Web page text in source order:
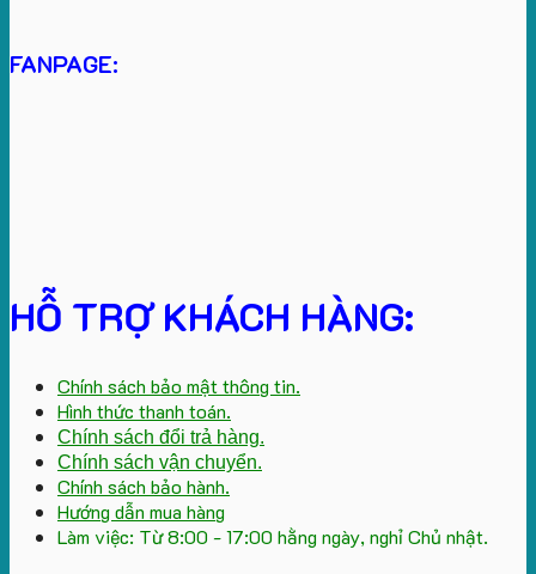
FANPAGE:
HỖ TRỢ KHÁCH HÀNG:
Chính sách bảo mật thông tin.
Hình thức thanh toán.
Chính sách đổi trả hàng.
Chính sách vận chuyển.
Chính sách bảo hành.
Hướng dẫn mua hàng
Làm việc: Từ 8:00 - 17:00 hằng ngày, nghỉ Chủ nhật.